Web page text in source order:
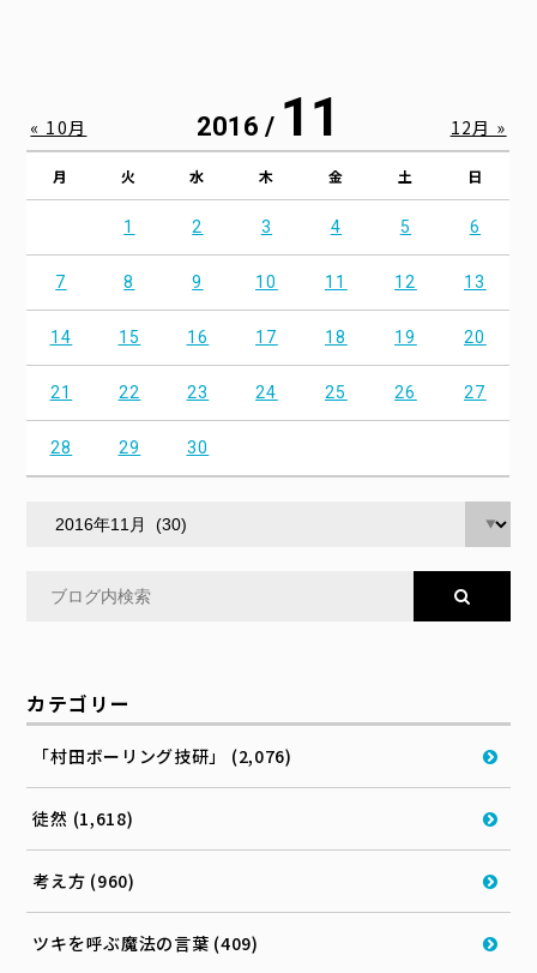
2016 / 11
月 火 水 木 金 土 日
1 2 3 4 5 6
7 8 9 10 11 12 13
14 15 16 17 18 19 20
21 22 23 24 25 26 27
28 29 30
« 10月 12月 »
カテゴリー
「村田ボーリング技研」 (2,076)
徒然 (1,618)
考え方 (960)
ツキを呼ぶ魔法の言葉 (409)